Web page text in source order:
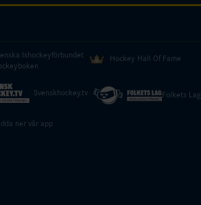
Ishockeyförbundet
Hockey Hall Of Fame
Svenskhockey.tv Folkets Lag
ner vår app